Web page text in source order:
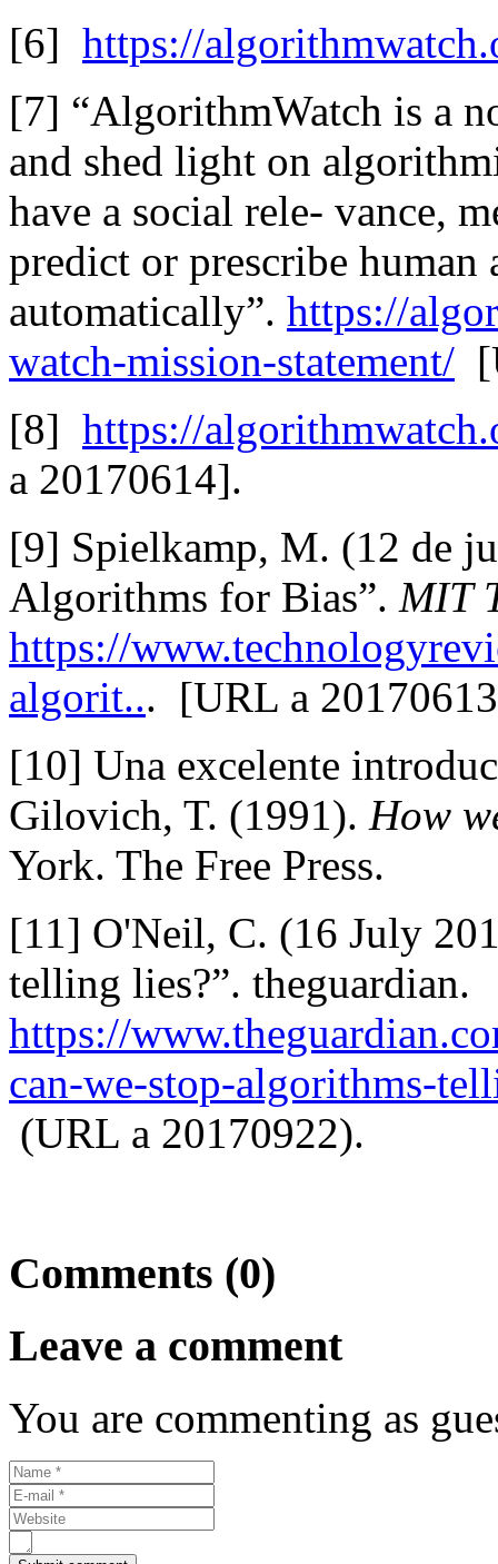
[6] https://
[7] “AlgorithmWatch is a
and shed light on
have a social rele‐ vance,
predict or prescribe
automatically”. https://
watch‐mission‐statement/
[8] https://
a 20170614].
[9] Spielkamp, M. (12 de
Algorithms for Bias”. MIT
https://
algorit... [URL a
[10] Una excelente
Gilovich, T. (1991). How
York. The Free Press.
[11] O'Neil, C. (16 July
telling lies?”. theguardian.
https://
(URL a 20170922).
Comments (0)
Leave a comment
You are commenting as